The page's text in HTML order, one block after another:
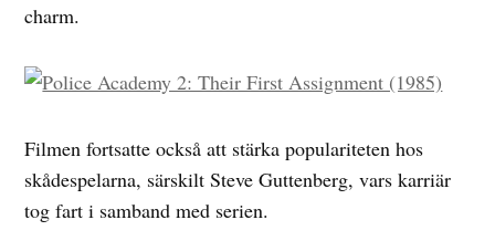
charm.
Filmen fortsatte också att stärka populariteten hos
skådespelarna, särskilt Steve Guttenberg, vars karriär
tog fart i samband med serien.